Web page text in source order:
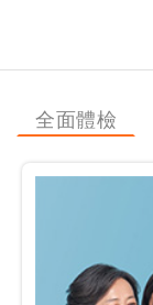
全面體檢